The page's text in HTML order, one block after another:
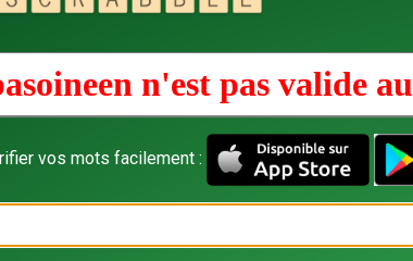
n'est pas valide au
vos mots facilement :